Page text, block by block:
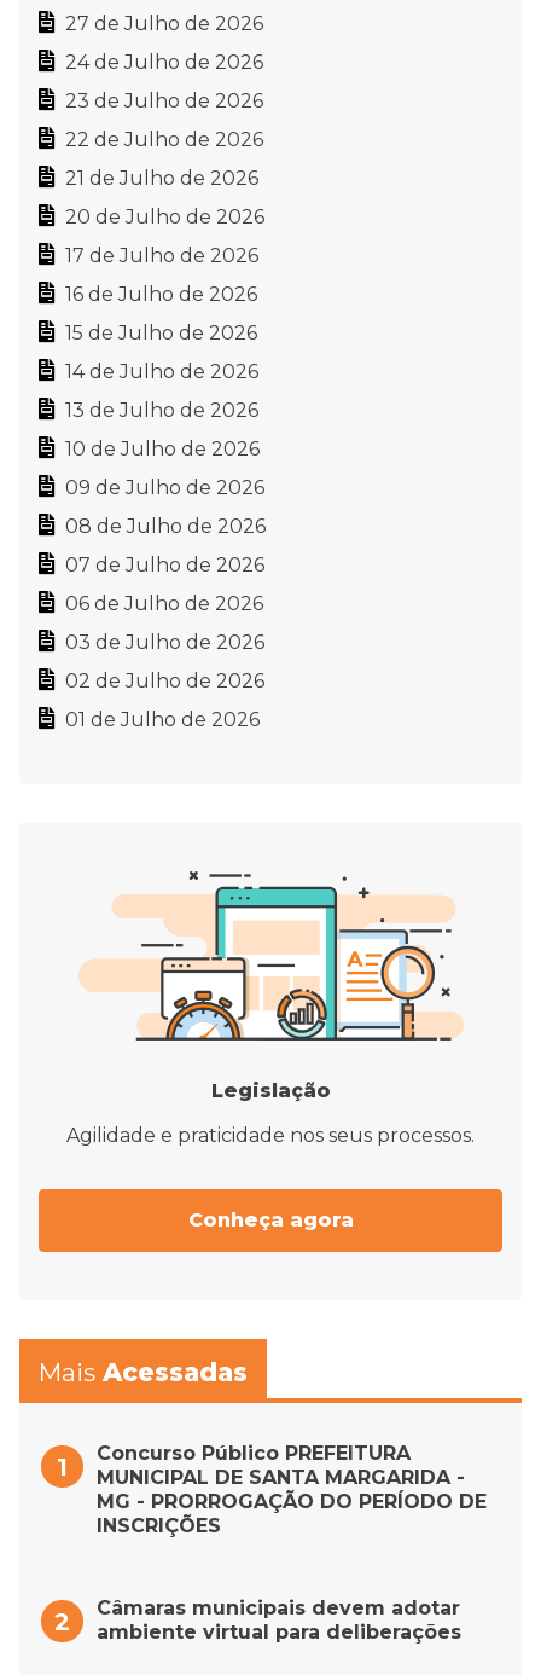
27 de Julho de 2026
24 de Julho de 2026
23 de Julho de 2026
22 de Julho de 2026
21 de Julho de 2026
20 de Julho de 2026
17 de Julho de 2026
16 de Julho de 2026
15 de Julho de 2026
14 de Julho de 2026
13 de Julho de 2026
10 de Julho de 2026
09 de Julho de 2026
08 de Julho de 2026
07 de Julho de 2026
06 de Julho de 2026
03 de Julho de 2026
02 de Julho de 2026
01 de Julho de 2026
Legislação
Agilidade e praticidade nos seus processos.
Conheça agora
Mais Acessadas
Concurso Público PREFEITURA
MUNICIPAL DE SANTA MARGARIDA -
MG - PRORROGAÇÃO DO PERÍODO DE
INSCRIÇÕES
Câmaras municipais devem adotar
ambiente virtual para deliberações